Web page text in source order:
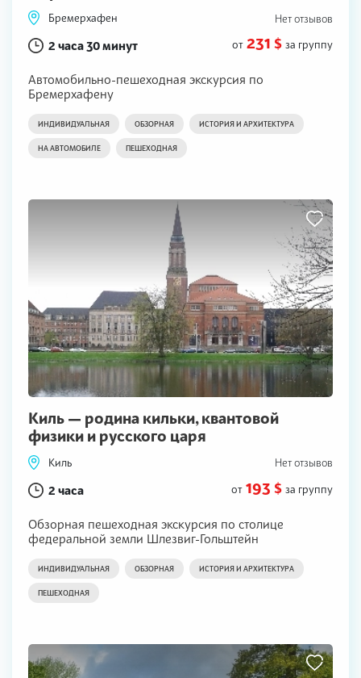
Бремерхафен Нет отзывов
2 часа 30 минут от 231 $ за группу
Автомобильно-пешеходная экскурсия по
Бремерхафену
ИНДИВИДУАЛЬНАЯ ОБЗОРНАЯ ИСТОРИЯ И АРХИТЕКТУРА
НА АВТОМОБИЛЕ ПЕШЕХОДНАЯ
Киль — родина кильки, квантовой
физики и русского царя
Киль Нет отзывов
2 часа от 193 $ за группу
Обзорная пешеходная экскурсия по столице
федеральной земли Шлезвиг-Гольштейн
ИНДИВИДУАЛЬНАЯ ОБЗОРНАЯ ИСТОРИЯ И АРХИТЕКТУРА
ПЕШЕХОДНАЯ